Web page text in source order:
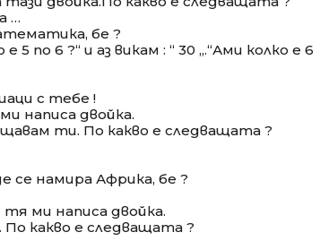
…
бе ?
5 по 6 ?“ и аз викам : “ 30 „.“Ами колко е 6
с тебе !
написа двойка.
ти. По какво е следващата ?
се намира Африка, бе ?
тя ми написа двойка.
какво е следващата ?